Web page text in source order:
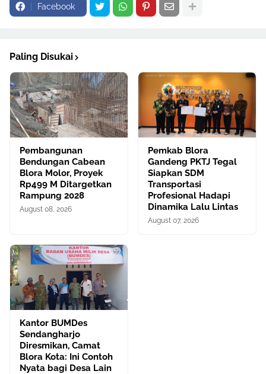
Facebook
Paling Disukai
Pembangunan
Bendungan Cabean
Blora Molor, Proyek
Rp499 M Ditargetkan
Rampung 2028
August 08, 2026
Pemkab Blora
Gandeng PKTJ Tegal
Siapkan SDM
Transportasi
Profesional Hadapi
Dinamika Lalu Lintas
August 07, 2026
Kantor BUMDes
Sendangharjo
Diresmikan, Camat
Blora Kota: Ini Contoh
Nyata bagi Desa Lain